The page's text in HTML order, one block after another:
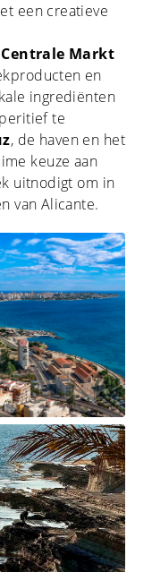
een creatieve
Centrale Markt
en
ingrediënten
te
, de haven en het
keuze aan
uitnodigt om in
van Alicante.